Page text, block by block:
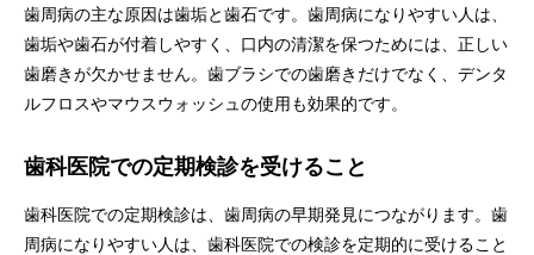
歯周病の主な原因は歯垢と歯石です。歯周病になりやすい人は、
歯垢や歯石が付着しやすく、口内の清潔を保つためには、正しい
歯磨きが欠かせません。歯ブラシでの歯磨きだけでなく、デンタ
ルフロスやマウスウォッシュの使用も効果的です。
歯科医院での定期検診を受けること
歯科医院での定期検診は、歯周病の早期発見につながります。歯
周病になりやすい人は、歯科医院での検診を定期的に受けること